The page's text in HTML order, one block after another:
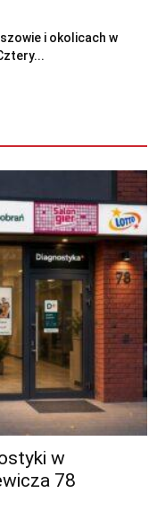
i okolicach w
w
78